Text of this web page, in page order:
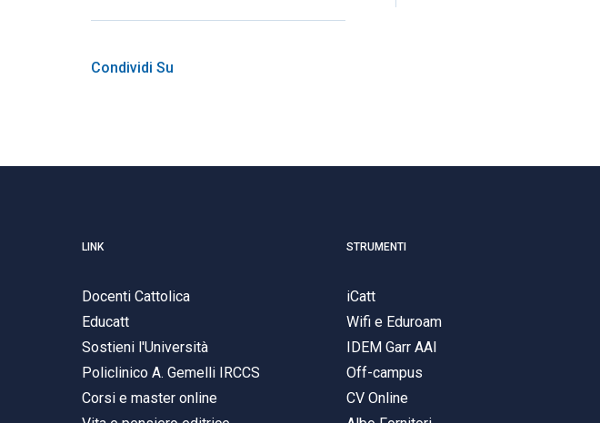
Condividi Su
LINK
Docenti Cattolica
Educatt
Sostieni l'Università
Policlinico A. Gemelli IRCCS
Corsi e master online
STRUMENTI
iCatt
Wifi e Eduroam
IDEM Garr AAI
Off-campus
CV Online